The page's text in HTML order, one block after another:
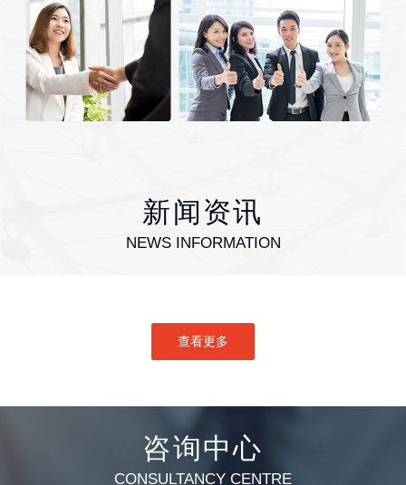
新闻资讯
NEWS INFORMATION
查看更多
咨询中心
CONSULTANCY CENTRE